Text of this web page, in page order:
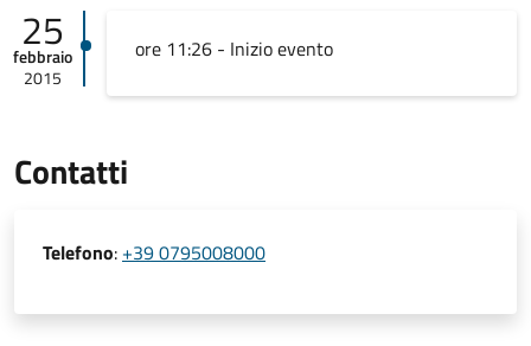
25
febbraio
2015
ore 11:26 - Inizio evento
Contatti
Telefono: +39 0795008000